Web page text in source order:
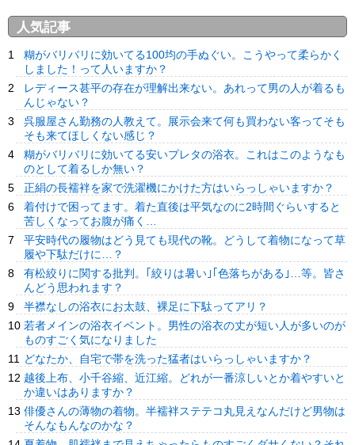
人気記事
糊がバリバリに効いてる100均の手ぬぐい。こうやって柔らかく
しました！って人いますか？
レディース甚平の存在が理解出来ない。あれって男の人が着るも
んじゃない？
呉服屋さん勤務の人教えて。展示会来て何も買わない客ってそも
そも来てほしくない感じ？
糊がバリバリに効いてる安いプレタの浴衣。これはこのようなも
のとして着るしか無い？
正絹の長襦袢を家で洗濯機にかけた方はいらっしゃいますか？
着付けで困ってます。着た直後は平気なのに2時間ぐらいすると
苦しくなってお腹が痛く…
平安時代の履物はどう見ても現代の靴。どうして着物になって草
履や下駄だけに…？
有松絞りに関する批判。｢絞りは暑い｣｢色落ちがある｣…等。皆さ
んどう思われます？
半襟なしの浴衣にお太鼓、裸足に下駄ってアリ？
若者メインの浴衣イベント。男性の浴衣の丈が短い人が多いのが
ものすごく気になりました
どなたか、自宅で帯を洗った猛者はいらっしゃいますか？
越後上布、小千谷縮、近江縮。どれが一番涼しいとか着やすいと
か違いはありますか？
俳優さんの薄物の着物。半襦袢ステテコ丸見えなんだけど男物は
そんなもんなのかな？